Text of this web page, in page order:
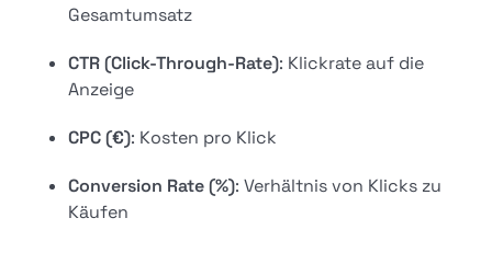
Gesamtumsatz
CTR (Click-Through-Rate): Klickrate auf die
Anzeige
CPC (€): Kosten pro Klick
Conversion Rate (%): Verhältnis von Klicks zu
Käufen